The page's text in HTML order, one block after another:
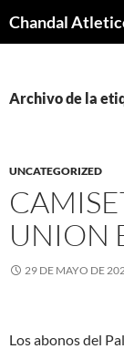
Archivo de la
UNCATEGORIZED
UNION
29 DE MAYO DE
Los abonos del